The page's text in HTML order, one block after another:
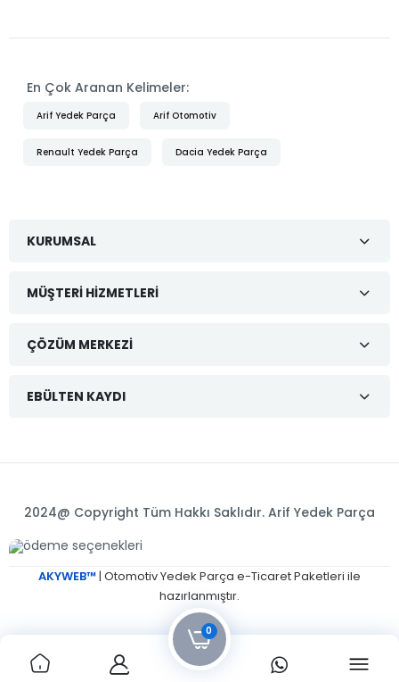
En Çok Aranan Kelimeler:
Arif Yedek Parça Arif Otomotiv
Renault Yedek Parça Dacia Yedek Parça
KURUMSAL
MÜŞTERI HIZMETLERI
ÇÖZÜM MERKEZI
EBÜLTEN KAYDI
2024@ Copyright Tüm Hakkı Saklıdır. Arif Yedek Parça
AKYWEB™ | Otomotiv Yedek Parça e-Ticaret Paketleri ile
hazırlanmıştır.
0